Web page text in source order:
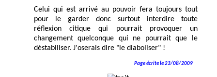
Celui qui est arrivé au pouvoir fera toujours tout
pour le garder donc surtout interdire toute
réflexion citique qui pourrait provoquer un
changement quelconque qui ne pourrait que le
déstabiliser. J'oserais dire "le diaboliser" !
Page écrite le 23/08/2009